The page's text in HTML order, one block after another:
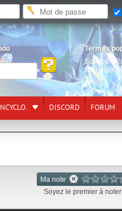
Termes
Splatoon
Nintendo
DISCORD FORUM
Ma note
Soyez le premier à noter